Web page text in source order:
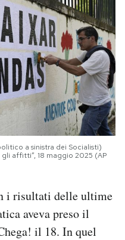
a sinistra dei Socialisti)
gli affitti”, 18 maggio 2025 (AP
i risultati delle ultime
aveva preso il
il 18. In quel